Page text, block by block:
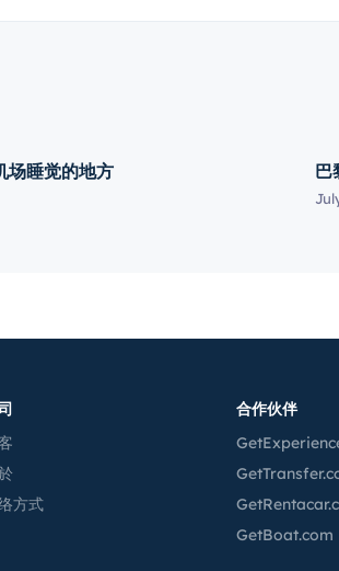
场睡觉的地方 巴
方式
合作伙伴
GetBoat.com